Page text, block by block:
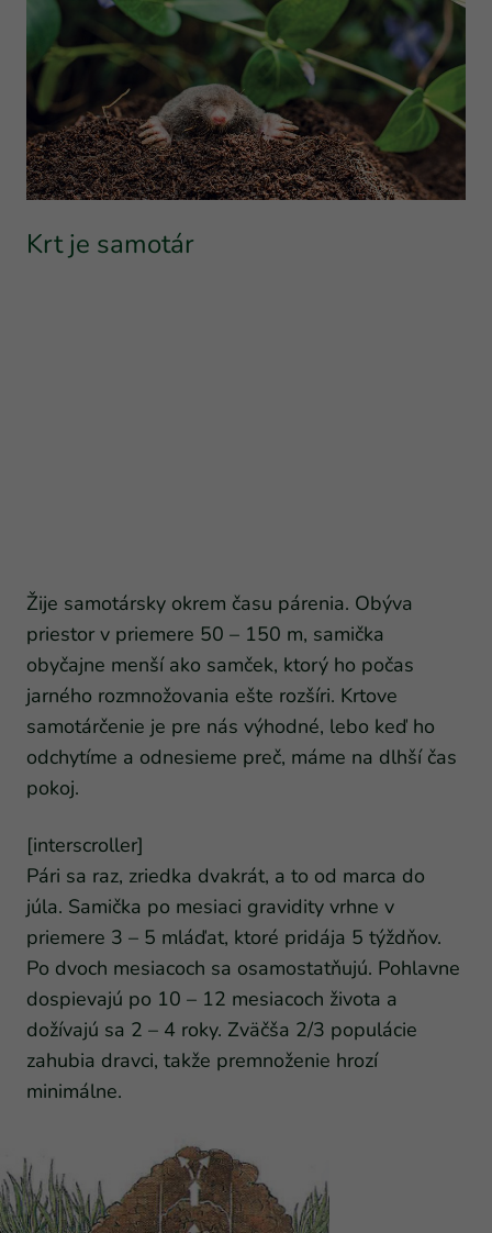
Krt je samotár
Žije samotársky okrem času párenia. Obýva
priestor v priemere 50 – 150 m, samička
obyčajne menší ako samček, ktorý ho počas
jarného rozmnožovania ešte rozšíri. Krtove
samotárčenie je pre nás výhodné, lebo keď ho
odchytíme a odnesieme preč, máme na dlhší čas
pokoj.
[interscroller]
Pári sa raz, zriedka dvakrát, a to od marca do
júla. Samička po mesiaci gravidity vrhne v
priemere 3 – 5 mláďat, ktoré pridája 5 týždňov.
Po dvoch mesiacoch sa osamostatňujú. Pohlavne
dospievajú po 10 – 12 mesiacoch života a
dožívajú sa 2 – 4 roky. Zväčša 2/3 populácie
zahubia dravci, takže premnoženie hrozí
minimálne.